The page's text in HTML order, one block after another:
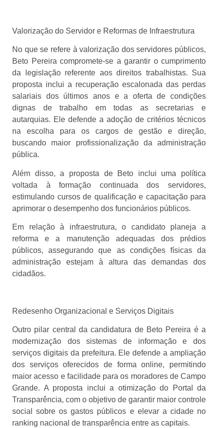
Valorização do Servidor e Reformas de Infraestrutura
No que se refere à valorização dos servidores públicos,
Beto Pereira compromete-se a garantir o cumprimento
da legislação referente aos direitos trabalhistas. Sua
proposta inclui a recuperação escalonada das perdas
salariais dos últimos anos e a oferta de condições
dignas de trabalho em todas as secretarias e
autarquias. Ele defende a adoção de critérios técnicos
na escolha para os cargos de gestão e direção,
buscando maior profissionalização da administração
pública.
Além disso, a proposta de Beto inclui uma política
voltada à formação continuada dos servidores,
estimulando cursos de qualificação e capacitação para
aprimorar o desempenho dos funcionários públicos.
Em relação à infraestrutura, o candidato planeja a
reforma e a manutenção adequadas dos prédios
públicos, assegurando que as condições físicas da
administração estejam à altura das demandas dos
cidadãos.
Redesenho Organizacional e Serviços Digitais
Outro pilar central da candidatura de Beto Pereira é a
modernização dos sistemas de informação e dos
serviços digitais da prefeitura. Ele defende a ampliação
dos serviços oferecidos de forma online, permitindo
maior acesso e facilidade para os moradores de Campo
Grande. A proposta inclui a otimização do Portal da
Transparência, com o objetivo de garantir maior controle
social sobre os gastos públicos e elevar a cidade no
ranking nacional de transparência entre as capitais.